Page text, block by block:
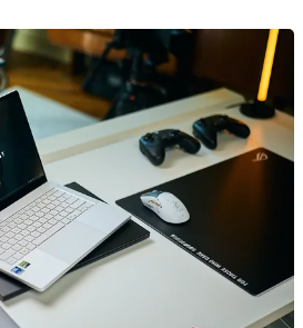
меньший срок службы
вам приобрести
она ещё доступна.